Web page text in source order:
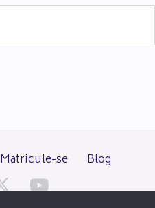
Matricule-se Blog